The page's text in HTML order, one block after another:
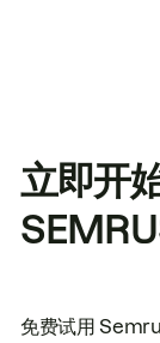
立即开
免费试用